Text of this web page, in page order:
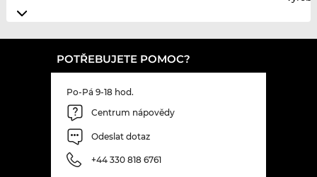
POTŘEBUJETE POMOC?
Po-Pá 9-18 hod.
Centrum nápovědy
Odeslat dotaz
+44 330 818 6761